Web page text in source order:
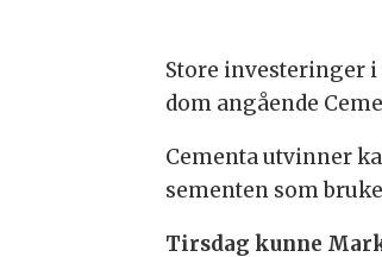
Store investeringer
dom angående
Cementa utvinner
sementen som
Tirsdag kunne